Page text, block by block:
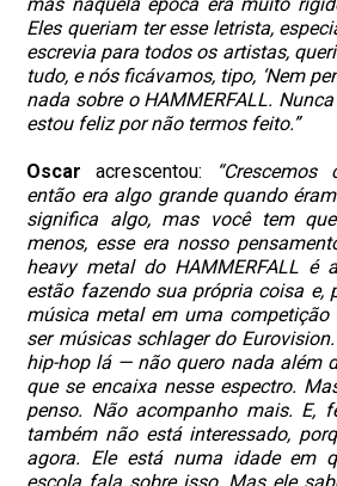
Eles queriam ter esse letrista,
escrevia para todos os artistas,
tudo, e nós ficávamos, tipo, ‘Nem
nada sobre o HAMMERFALL.
estou feliz por não termos feito.”
Oscar acrescentou:
então era algo grande quando
significa algo, mas você tem
menos, esse era nosso
heavy metal do HAMMERFALL é
estão fazendo sua própria coisa e,
música metal em uma competição
ser músicas schlager do
hip-hop lá — não quero nada além
que se encaixa nesse espectro.
penso. Não acompanho mais. E,
também não está interessado,
agora. Ele está numa idade em